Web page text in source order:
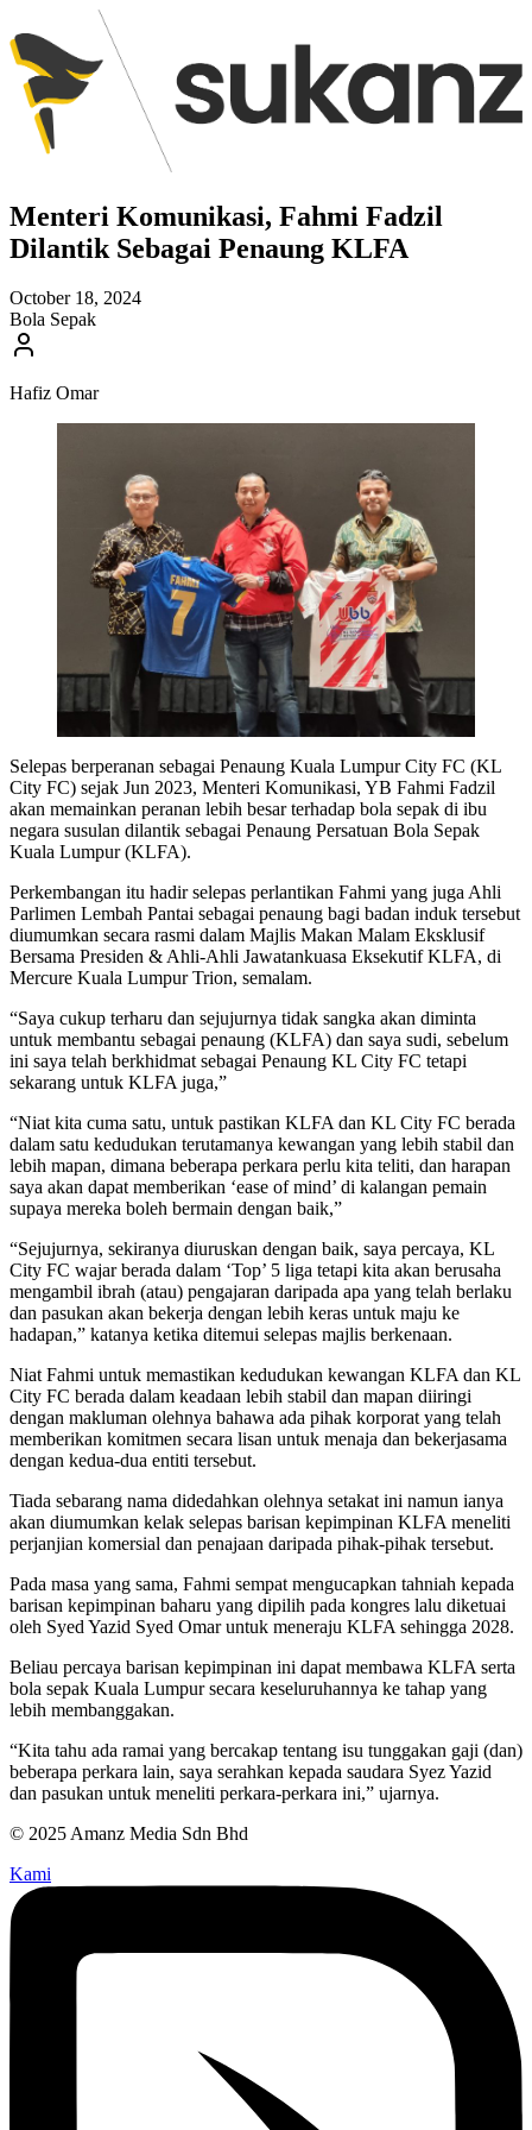
Menteri Komunikasi, Fahmi Fadzil
Dilantik Sebagai Penaung KLFA
October 18, 2024
Bola Sepak
Hafiz Omar
Selepas berperanan sebagai Penaung Kuala Lumpur City FC (KL
City FC) sejak Jun 2023, Menteri Komunikasi, YB Fahmi Fadzil
akan memainkan peranan lebih besar terhadap bola sepak di ibu
negara susulan dilantik sebagai Penaung Persatuan Bola Sepak
Kuala Lumpur (KLFA).
Perkembangan itu hadir selepas perlantikan Fahmi yang juga Ahli
Parlimen Lembah Pantai sebagai penaung bagi badan induk tersebut
diumumkan secara rasmi dalam Majlis Makan Malam Eksklusif
Bersama Presiden & Ahli-Ahli Jawatankuasa Eksekutif KLFA, di
Mercure Kuala Lumpur Trion, semalam.
“Saya cukup terharu dan sejujurnya tidak sangka akan diminta
untuk membantu sebagai penaung (KLFA) dan saya sudi, sebelum
ini saya telah berkhidmat sebagai Penaung KL City FC tetapi
sekarang untuk KLFA juga,”
“Niat kita cuma satu, untuk pastikan KLFA dan KL City FC berada
dalam satu kedudukan terutamanya kewangan yang lebih stabil dan
lebih mapan, dimana beberapa perkara perlu kita teliti, dan harapan
saya akan dapat memberikan ‘ease of mind’ di kalangan pemain
supaya mereka boleh bermain dengan baik,”
“Sejujurnya, sekiranya diuruskan dengan baik, saya percaya, KL
City FC wajar berada dalam ‘Top’ 5 liga tetapi kita akan berusaha
mengambil ibrah (atau) pengajaran daripada apa yang telah berlaku
dan pasukan akan bekerja dengan lebih keras untuk maju ke
hadapan,” katanya ketika ditemui selepas majlis berkenaan.
Niat Fahmi untuk memastikan kedudukan kewangan KLFA dan KL
City FC berada dalam keadaan lebih stabil dan mapan diiringi
dengan makluman olehnya bahawa ada pihak korporat yang telah
memberikan komitmen secara lisan untuk menaja dan bekerjasama
dengan kedua-dua entiti tersebut.
Tiada sebarang nama didedahkan olehnya setakat ini namun ianya
akan diumumkan kelak selepas barisan kepimpinan KLFA meneliti
perjanjian komersial dan penajaan daripada pihak-pihak tersebut.
Pada masa yang sama, Fahmi sempat mengucapkan tahniah kepada
barisan kepimpinan baharu yang dipilih pada kongres lalu diketuai
oleh Syed Yazid Syed Omar untuk meneraju KLFA sehingga 2028.
Beliau percaya barisan kepimpinan ini dapat membawa KLFA serta
bola sepak Kuala Lumpur secara keseluruhannya ke tahap yang
lebih membanggakan.
“Kita tahu ada ramai yang bercakap tentang isu tunggakan gaji (dan)
beberapa perkara lain, saya serahkan kepada saudara Syez Yazid
dan pasukan untuk meneliti perkara-perkara ini,” ujarnya.
© 2025 Amanz Media Sdn Bhd
Kami